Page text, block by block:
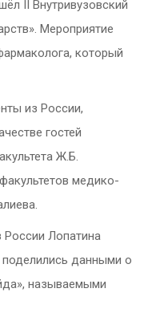
II Внутривузовский
Мероприятие
который
из России,
гостей
Ж.Б.
медико-
России Лопатина
данными о
называемыми